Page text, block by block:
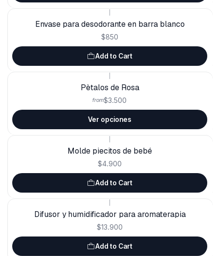
Envase para desodorante en barra blanco
$850
Add to Cart
Pètalos de Rosa
from$3.500
Ver opciones
Molde piecitos de bebé
$4.900
Add to Cart
Difusor y humidificador para aromaterapia
$13.900
Add to Cart